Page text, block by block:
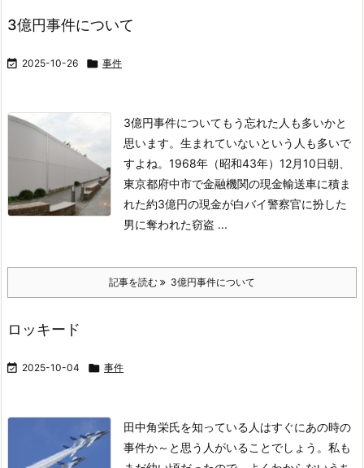
3億円事件について
 2025-10-26  事件
3億円事件についてもう忘れた人も多いかと
思います。生まれていないという人も多いで
すよね。 1968年（昭和43年）12月10日朝、
東京都府中市で金融機関の現金輸送車に積ま
れた約3億円の現金が白バイ警察官に扮した
男に奪われた窃盗 ...
記事を読む 3億円事件について
ロッキード
 2025-10-04  事件
田中角栄氏を知っている人はすぐにあの時の
事件か～と思う人がいることでしょう。 私も